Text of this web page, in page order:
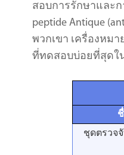
สอบการรักษาและก
peptide Antique
พวกเขา เครื่องหม
ที่ทดสอบบ่อยที่สุดใ
ชุดตรวจ